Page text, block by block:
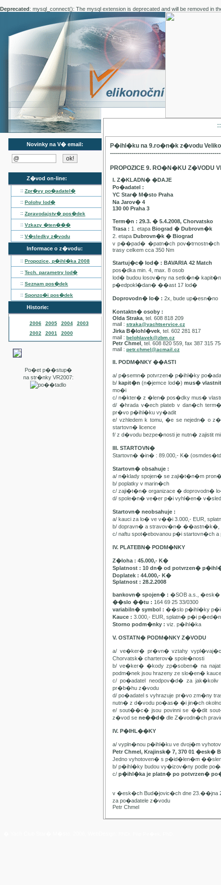
Deprecated: mysql_connect(): The mysql extension is deprecated and will be removed in
Novinky na V� email:
Z�vod on-line:
:: Zpr�vy po�adatel�
:: Polohy lod�
:: Zpravodajstv� pos�dek
:: Vzkazy �ten���
:: V�sledky z�vodu
Informace o z�vodu:
:: Propozice, p�ihl�ka 2008
:: Tech. parametry lod�
:: Seznam pos�dek
:: Sponzo�i pos�dek
Historie:
2006 2005 2004
2003
2002
2001 2000
Po�et p��stup�
na str�nky VR2007:
P�ihl�ku na 9.ro�n�k z�vodu
PROPOZICE 9. RO�N�KU Z�VODU
I. Z�KLADN� �DAJE
Po�adatel :
YC Star� M�sto Praha
Na Jarov� 4
130 00 Praha 3
Term�n : 29.3. � 5.4.2008, Chorvatsko
Trasa : 1. etapa Biograd � Dubrovn�k
2. etapa Dubrovn�k � Biograd
v p��pad� �patn�ch pov�trnostn�ch
trasy celkem cca 350 Nm
Startuj�c� lod� : BAVARIA 42 Match
pos�dka min. 4, max. 8 osob
lod� budou losov�ny na setk�n�
p�edpokl�dan� ��ast 17 lod�
Doprovodn� lo� : 2x, bude up�esn�no
Kontaktn� osoby :
Olda Straka , tel. 608 818 209
mail : straka@yachtservice.cz
Jirka B�lohl�vek , tel. 602 281 817
mail : belohlavek@zbm.cz
Petr Chmel , tel. 608 820 559, fax 387 315
mail : petr.chmel@acmail.cz
II. PODM�NKY ��ASTI
a/ p�semn� potvrzen� p�ihl�ky
b/kapit�n(n�jemce lod�) mus�
mo�i
c/ n�kter� z �len� pos�dky mus�
d/ �hrada v�ech plateb v dan�ch
pr�vo p�ihl�ku vy�adit
e/ vzhledem k tomu, �e se nejedn� o
startovn� licence
f/ z d�vodu bezpe�nosti je nutn� zajistit
III. STARTOVN�
Startovn� �in� : 89.000,- K�
Startovn� obsahuje :
a/ n�klady spojen� se zaji�t�n�m
b/ poplatky v marin�ch
c/ zaji�t�n� organizace � doprovodn�
d/ spole�n� ve�er p�i vyhl�en�
Startovn� neobsahuje :
a/ kauci za lo� ve v��i 3.000,- EUR,
b/ dopravn� a stravov�n� ��astn�k�,
c/ naftu spot�ebovanou p�i startovn�ch
IV. PLATEBN� PODM�NKY
Z�loha : 45.000,- K�
Splatnost : 10 dn� od potvrzen�
Doplatek : 44.000,- K�
Splatnost : 28.2.2008
bankovn� spojen� : �SOB a.s., �esk�
��slo ��tu : 164 69 25 33/0300
variabiln� symbol : ��slo p�ihl�ky
Kauce : 3.000,- EUR, splatn� p�i
Storno podm�nky : viz. p�ihl�ka
V. OSTATN� PODM�NKY Z�VODU
a/ ve�ker� pr�vn� vztahy
Chorvatsk� charterov� spole�nosti
b/ ve�ker� �kody zp�soben� na
podm�nek jsou hrazeny ze slo�en� kauce
c/ po�adatel neodpov�d� za
pr�b�hu z�vodu
d/ po�adatel s vyhrazuje pr�vo zm�ny
nutn� z d�vodu po�as� �i jin�ch
e/ sout��c� jsou povinni se ��dit
z�vod se ne��d� dle Z�vodn�ch
IV. P�IHL��KY
a/ vypln�nou p�ihl�ku ve dvoj�m
Petr Chmel, Krajinsk� 7, 370 01 �esk�
Jedno vyhotoven� s p�id�len�m
b/ p�ihl�ky budou vy�izov�ny podle
c/ p�ihl�ka je platn� po potvrzen�
v �esk�ch Bud�jovic�ch dne 23.��jna
za po�adatele z�vodu
Petr Chmel